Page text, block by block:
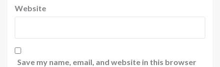
Website
Save my name, email, and website in this browser